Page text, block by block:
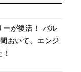
ーが復活！ パル
おいて、エンジ